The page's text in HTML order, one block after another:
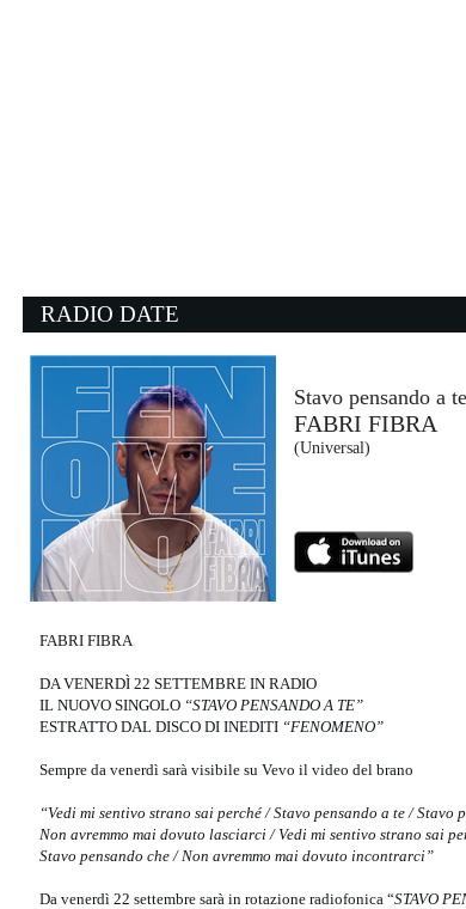
19:13:46
BRYAN ADAMS
Universal Music (UMG)
19:14:34
Wake Me Up!
AVICII
Universal Music (UMG)
RADIO DATE
Stavo pensando a te
FABRI FIBRA
(Universal)
FABRI FIBRA
DA VENERDÌ 22 SETTEMBRE IN RADIO
IL NUOVO SINGOLO “STAVO PENSANDO A TE”
ESTRATTO DAL DISCO DI INEDITI “FENOMENO”
Sempre da venerdì sarà visibile su Vevo il video del brano
“Vedi mi sentivo strano sai perché / Stavo pensando a te / Stavo
Non avremmo mai dovuto lasciarci / Vedi mi sentivo strano sai
Stavo pensando che / Non avremmo mai dovuto incontrarci”
Da venerdì 22 settembre sarà in rotazione radiofonica “STAVO